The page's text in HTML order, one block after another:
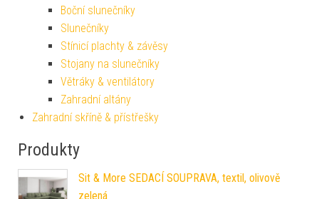
Boční slunečníky
Slunečníky
Stínicí plachty & závěsy
Stojany na slunečníky
Větráky & ventilátory
Zahradní altány
Zahradní skříně & přístřešky
Produkty
Sit & More SEDACÍ SOUPRAVA, textil, olivově
zelená